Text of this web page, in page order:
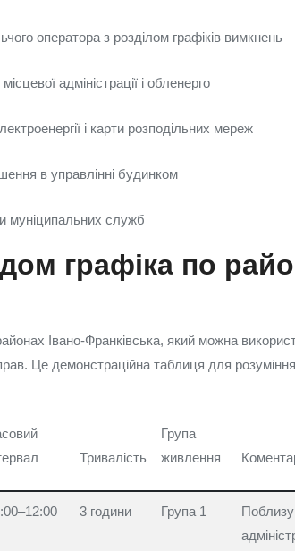
оператора з розділом графіків вимкнень
адміністрації і обленерго
і карти розподільних мереж
в управлінні будинком
муніципальних служб
графіка по
Івано‑Франківська, який можна
Це демонстраційна таблиця для
Тривалість
Група
живлення
3 години Група 1
Поблизу